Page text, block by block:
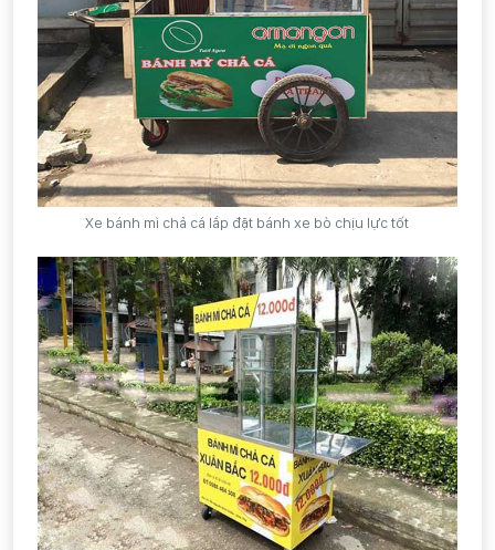
Xe bánh mì chả cá lắp đặt bánh xe bò chịu lực tốt